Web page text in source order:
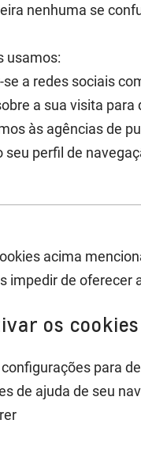
nenhuma se
usamos:
a redes sociais
a sua visita
às agências de
seu perfil de
acima
impedir de oferecer
os cookies
para
de ajuda de seu